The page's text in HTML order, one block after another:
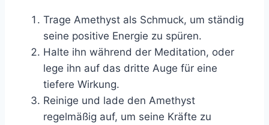
Trage Amethyst als Schmuck, um ständig
seine positive Energie zu spüren.
Halte ihn während der Meditation, oder
lege ihn auf das dritte Auge für eine
tiefere Wirkung.
Reinige und lade den Amethyst
regelmäßig auf, um seine Kräfte zu